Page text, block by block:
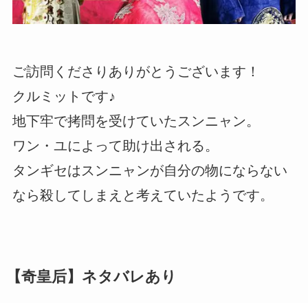
ご訪問くださりありがとうございます！
クルミットです♪
地下牢で拷問を受けていたスンニャン。
ワン・ユによって助け出される。
タンギセはスンニャンが自分の物にならない
なら殺してしまえと考えていたようです。
【奇皇后】ネタバレあり